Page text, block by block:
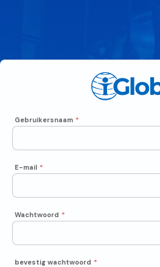
Gebruikersnaam *
E-mail *
Wachtwoord *
bevestig wachtwoord *